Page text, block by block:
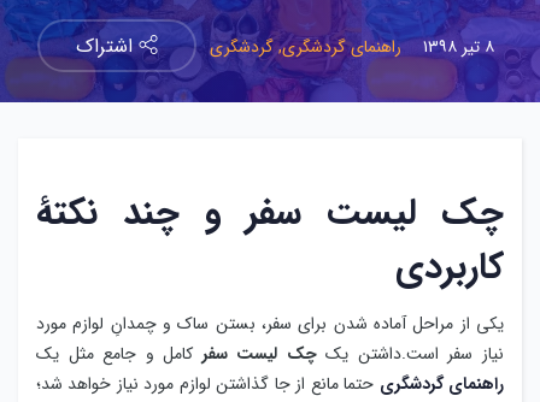
۸ تیر ۱۳۹۸ راهنمای گردشگری,گردشگری اشتراک
چک لیست سفر و چند نکتۀ
کاربردی
یکی از مراحل آماده شدن برای سفر، بستن ساک و چمدانِ لوازم مورد
نیاز سفر است.داشتن یکچک لیست سفرکامل و جامع مثل یک
راهنمای گردشگری حتما مانع از جا گذاشتن لوازم مورد نیاز خواهد شد؛